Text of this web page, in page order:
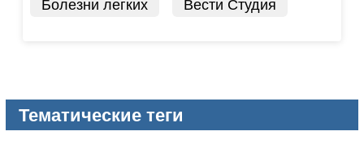
Болезни легких Вести Студия
Тематические теги